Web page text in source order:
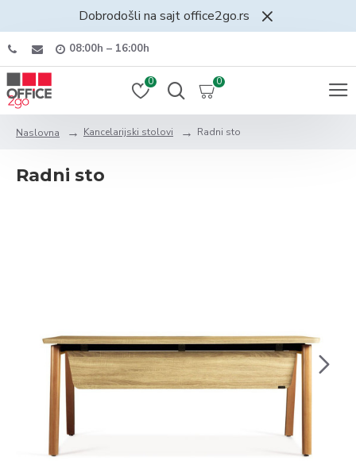
Dobrodošli na sajt office2go.rs
08:00h – 16:00h
0 0
Naslovna Kancelarijski stolovi Radni sto
Radni sto